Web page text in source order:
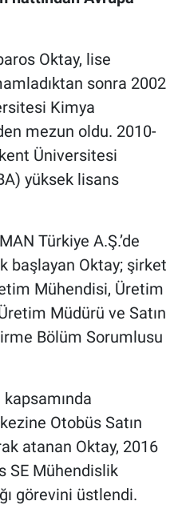
Oktay, lise
sonra 2002
Kimya
mezun oldu. 2010-
Üniversitesi
yüksek lisans
Türkiye A.Ş.’de
başlayan Oktay; şirket
Mühendisi, Üretim
Müdürü ve Satın
Bölüm Sorumlusu
kapsamında
Otobüs Satın
atanan Oktay, 2016
SE Mühendislik
görevini üstlendi.